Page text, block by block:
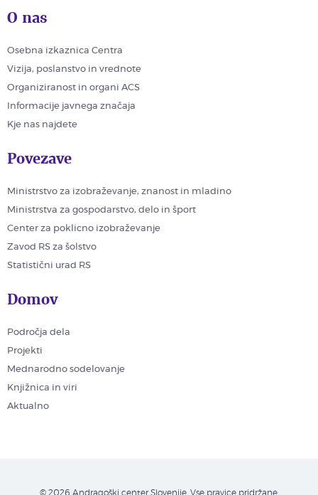
O nas
Osebna izkaznica Centra
Vizija, poslanstvo in vrednote
Organiziranost in organi ACS
Informacije javnega značaja
Kje nas najdete
Povezave
Ministrstvo za izobraževanje, znanost in mladino
Ministrstva za gospodarstvo, delo in šport
Center za poklicno izobraževanje
Zavod RS za šolstvo
Statistični urad RS
Domov
Področja dela
Projekti
Mednarodno sodelovanje
Knjižnica in viri
Aktualno
© 2026 Andragoški center Slovenije. Vse pravice pridržane.